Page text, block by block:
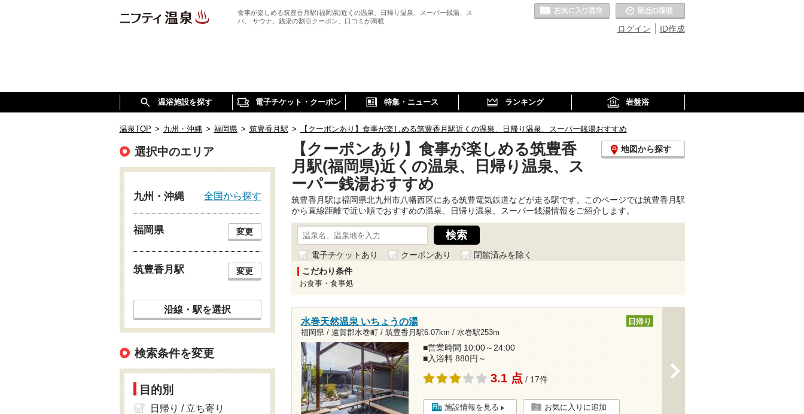
食事が楽しめる筑豊香月駅(福岡県)近くの温泉、日帰り温泉、スーパー銭湯、ス
パ、 サウナ、銭湯の割引クーポン、口コミが満載
ID作成
ログイン
お気に入りの温泉
温浴施設を探す 電子チケット・クーポン 特集・ニュース ランキング 岩盤浴
温泉TOP > 九州・沖縄 > 福岡県 > 筑豊香月駅 > 【クーポンあり】食事が楽しめる筑豊香月駅近くの温泉、日帰り温泉、スーパー銭湯おすすめ
【クーポンあり】食事が楽しめる筑豊香
月駅(福岡県)近くの温泉、日帰り温泉、ス
ーパー銭湯おすすめ
地図から探す
筑豊香月駅は福岡県北九州市八幡西区にある筑豊電気鉄道などが走る駅です。このページでは筑豊香月駅
から直線距離で近い順でおすすめの温泉、日帰り温泉、スーパー銭湯情報をご紹介します。
電子チケットあり クーポンあり
閉館済みを除く
こだわり条件
お食事・食事処
水巻天然温泉 いちょうの湯
福岡県 / 遠賀郡水巻町 / 筑豊香月駅6.07km / 水巻駅253m
日帰り
■営業時間 10:00～24:00
■入浴料 880円～
3.1 点 / 17件
施設情報を見る お気に入りに追加
選択中のエリア
九州・沖縄 全国から探す
福岡県 変更
筑豊香月駅 変更
沿線・駅を選択
検索条件を変更
目的別
日帰り / 立ち寄り